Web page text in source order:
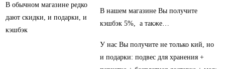
В обычном магазине редко
дают скидки, и подарки, и
кэшбэк
В нашем магазине Вы получите
кэшбэк 5%, а также…
У нас Вы получите не только кий, но
и подарки: подвес для хранения +